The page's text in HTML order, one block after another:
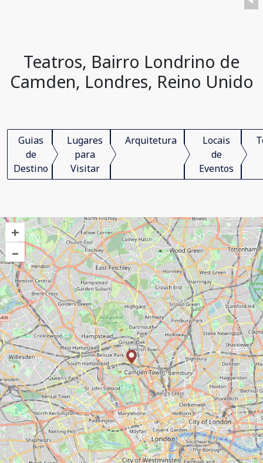
Teatros, Bairro Londrino de
Camden, Londres, Reino Unido
Guias
de
Destino
Lugares
para
Visitar
Arquitetura
Locais
de
Eventos
+
–